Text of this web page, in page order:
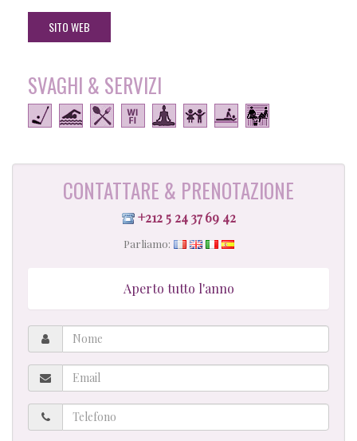
SITO WEB
SVAGHI & SERVIZI
CONTATTARE & PRENOTAZIONE
+212 5 24 37 69 42
Parliamo:
Aperto tutto l'anno
Nome
Email
Telefono